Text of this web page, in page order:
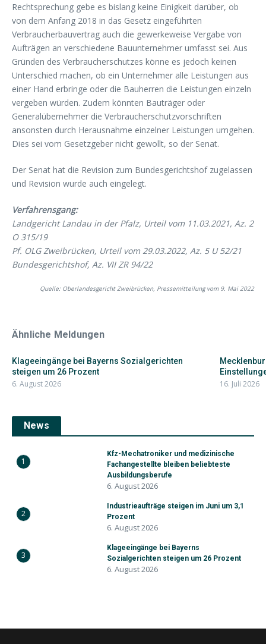
Rechtsprechung gebe es bislang keine Einigkeit darüber, ob
von dem Anfang 2018 in das Gesetz eingeführten
Verbraucherbauvertrag auch die gewerkeweise Vergabe von
Aufträgen an verschiedene Bauunternehmer umfasst sei. Aus
Gründen des Verbraucherschutzes könne es jedoch keinen
Unterschied machen, ob ein Unternehmer alle Leistungen aus
einer Hand erbringe oder die Bauherren die Leistungen einzeln
vergeben würden. Zudem könnten Bauträger oder
Generalübernehmer die Verbraucherschutzvorschriften
ansonsten durch Herausnahme einzelner Leistungen umgehen.
Dies sei vom Gesetzgeber nicht gewollt, so der Senat.
Der Senat hat die Revision zum Bundesgerichtshof zugelassen
und Revision wurde auch eingelegt.
Verfahrensgang:
Landgericht Landau in der Pfalz, Urteil vom 11.03.2021, Az. 2
O 315/19
Pf. OLG Zweibrücken, Urteil vom 29.03.2022, Az. 5 U 52/21
Bundesgerichtshof, Az. VII ZR 94/22
Quelle: Oberlandesgericht Zweibrücken, Pressemitteilung vom 9. Mai 2022
Ähnliche Meldungen
Klageeingänge bei Bayerns Sozialgerichten
steigen um 26 Prozent
6. August 2026 16. Juli 2026
News
1
Kfz-Mechatroniker und medizinische
Fachangestellte bleiben beliebteste
Ausbildungsberufe
6. August 2026
2
Industrieaufträge steigen im Juni um 3,1
Prozent
6. August 2026
3
Klageeingänge bei Bayerns
Sozialgerichten steigen um 26 Prozent
6. August 2026